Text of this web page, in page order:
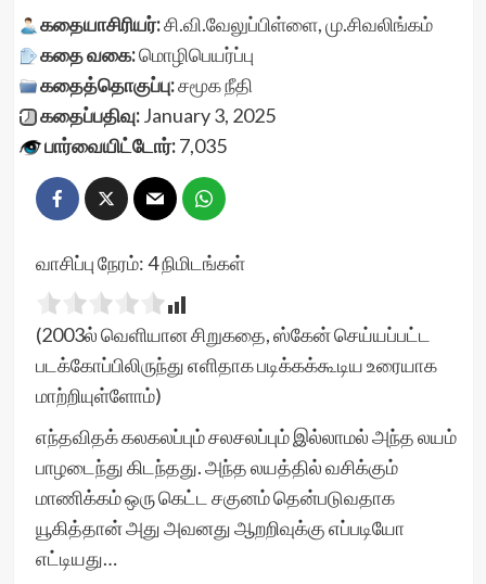
கதையாசிரியர்:சி.வி.வேலுப்பிள்ளை,மு.சிவலிங்கம்
கதை வகை:மொழிபெயர்ப்பு
கதைத்தொகுப்பு:சமூக நீதி
கதைப்பதிவு:January 3, 2025
பார்வையிட்டோர்:7,035
வாசிப்பு நேரம்:4நிமிடங்கள்
(2003ல் வெளியான சிறுகதை, ஸ்கேன் செய்யப்பட்ட
படக்கோப்பிலிருந்து எளிதாக படிக்கக்கூடிய உரையாக
மாற்றியுள்ளோம்)
எந்தவிதக் கலகலப்பும் சலசலப்பும் இல்லாமல் அந்த லயம்
பாழடைந்து கிடந்தது. அந்த லயத்தில் வசிக்கும்
மாணிக்கம் ஒரு கெட்ட சகுனம் தென்படுவதாக
யூகித்தான் அது அவனது ஆறறிவுக்கு எப்படியோ
எட்டியது…